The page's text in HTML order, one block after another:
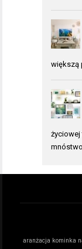
większą
życiowej
mnóstwo
aranżacja kominka